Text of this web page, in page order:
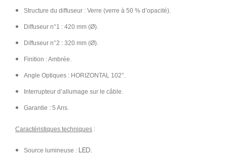
Structure du diffuseur : Verre (verre à 50 % d’opacité).
Diffuseur n°1 : 420 mm (Ø).
Diffuseur n°2 : 320 mm (Ø).
Finition : Ambrée.
Angle Optiques : HORIZONTAL 102°.
Interrupteur d’allumage sur le câble.
Garantie : 5 Ans.
Caractéristiques techniques :
Source lumineuse : LED.